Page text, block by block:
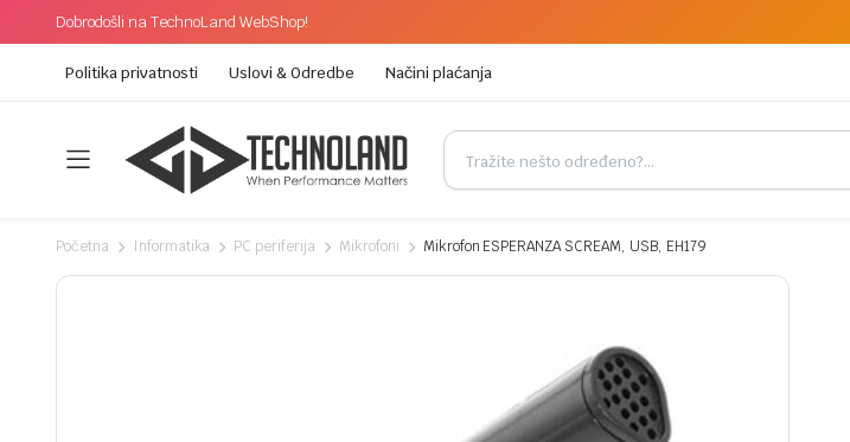
Dobrodošli na TechnoLand WebShop!
Politika privatnosti Uslovi & Odredbe Načini plaćanja
Početna Informatika PC periferija Mikrofoni Mikrofon ESPERANZA SCREAM, USB, EH179